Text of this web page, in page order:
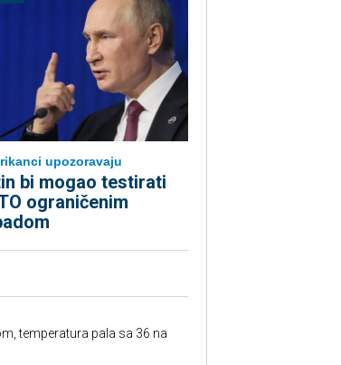
upozoravaju
bi mogao testirati
ograničenim
temperatura pala sa 36 na